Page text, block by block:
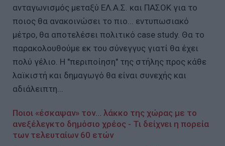
ανταγωνισμός μεταξύ ΕΛ.Α.Σ. και ΠΑΣΟΚ για το
ποιος θα ανακοινώσει το πιο... εντυπωσιακό
μέτρο, θα αποτελέσει πολιτικό case study. Θα το
παρακολουθούμε εκ του σύνεγγυς γιατί θα έχει
πολύ γέλιο. Η "περιποίηση" της στήλης προς κάθε
λαϊκιστή και δημαγωγό θα είναι συνεχής και
αδιάλειπτη...
Ποιοι «έσκαψαν» τον... λάκκο της χώρας με το
ανεξέλεγκτο δημόσιο χρέος - Τι δείχνει η πορεία
των τελευταίων 60 ετών